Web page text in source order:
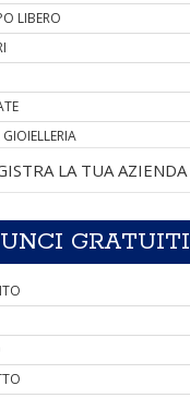
LIBERO
LA TUA AZIENDA
GRATUITI